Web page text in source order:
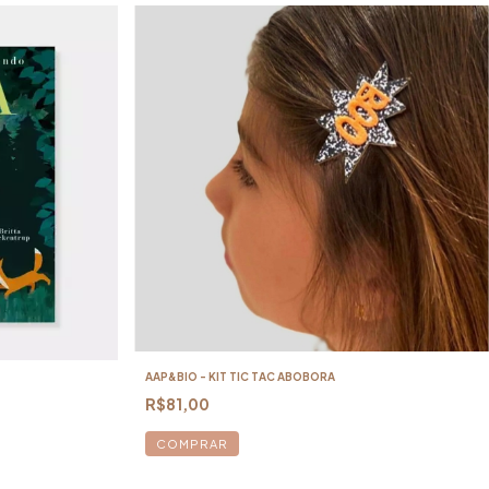
AAP&BIO - KIT TIC TAC ABOBORA
R$81,00